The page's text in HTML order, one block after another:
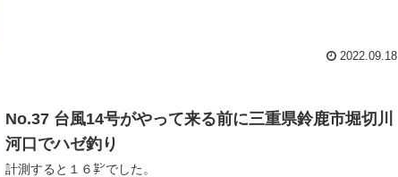
2022.09.18
No.37 台風14号がやって来る前に三重県鈴鹿市堀切川
河口でハゼ釣り
計測すると１６㌢でした。